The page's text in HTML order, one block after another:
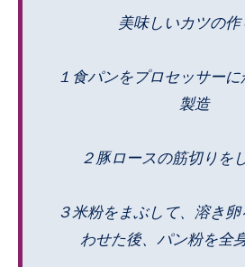
美味しいカツの作
１食パンをプロセッサー
製造
２豚ロースの筋切りを
３米粉をまぶして、溶き
わせた後、パン粉を全